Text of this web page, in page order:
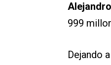
Alejandro
999
Dejando